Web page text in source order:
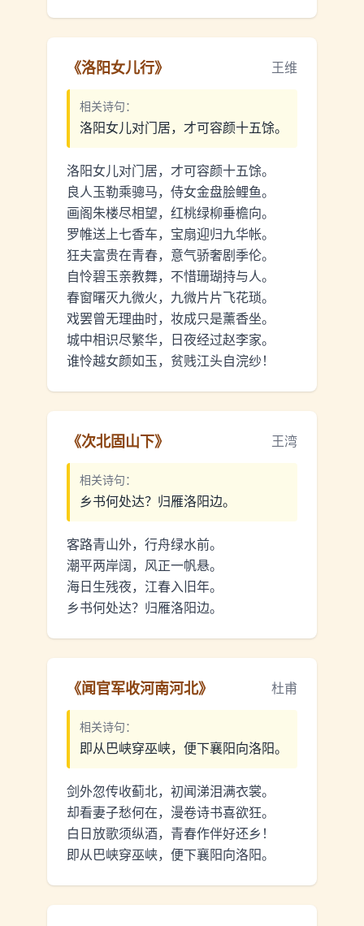
《洛阳女儿行》 王维
相关诗句：
洛阳女儿对门居，才可容颜十五馀。
洛阳女儿对门居，才可容颜十五馀。
良人玉勒乘骢马，侍女金盘脍鲤鱼。
画阁朱楼尽相望，红桃绿柳垂檐向。
罗帷送上七香车，宝扇迎归九华帐。
狂夫富贵在青春，意气骄奢剧季伦。
自怜碧玉亲教舞，不惜珊瑚持与人。
春窗曙灭九微火，九微片片飞花琐。
戏罢曾无理曲时，妆成只是薰香坐。
城中相识尽繁华，日夜经过赵李家。
谁怜越女颜如玉，贫贱江头自浣纱！
《次北固山下》 王湾
相关诗句：
乡书何处达？归雁洛阳边。
客路青山外，行舟绿水前。
潮平两岸阔，风正一帆悬。
海日生残夜，江春入旧年。
乡书何处达？归雁洛阳边。
《闻官军收河南河北》 杜甫
相关诗句：
即从巴峡穿巫峡，便下襄阳向洛阳。
剑外忽传收蓟北，初闻涕泪满衣裳。
却看妻子愁何在，漫卷诗书喜欲狂。
白日放歌须纵酒，青春作伴好还乡！
即从巴峡穿巫峡，便下襄阳向洛阳。